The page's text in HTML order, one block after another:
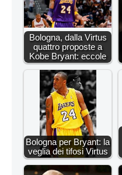
Bologna, dalla Virtus
quattro proposte a
Kobe Bryant: eccole
Bologna per Bryant: la
veglia dei tifosi Virtus